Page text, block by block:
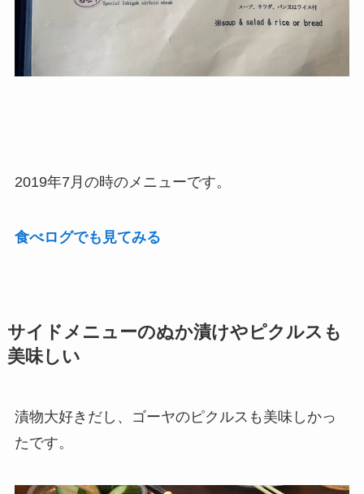
2019年7月の時のメニューです。
食べログでも見てみる
サイドメニューのぬか漬けやピクルスも
美味しい
漬物大好きだし、ゴーヤのピクルスも美味しかっ
たです。